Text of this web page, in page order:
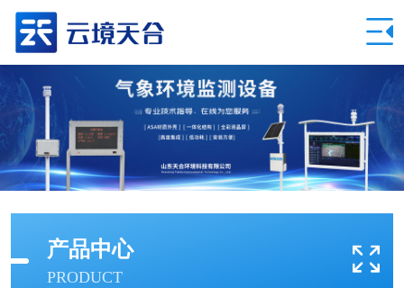
产品中心
PRODUCT